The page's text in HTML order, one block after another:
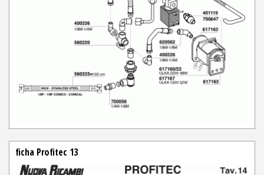
ficha Profitec 13